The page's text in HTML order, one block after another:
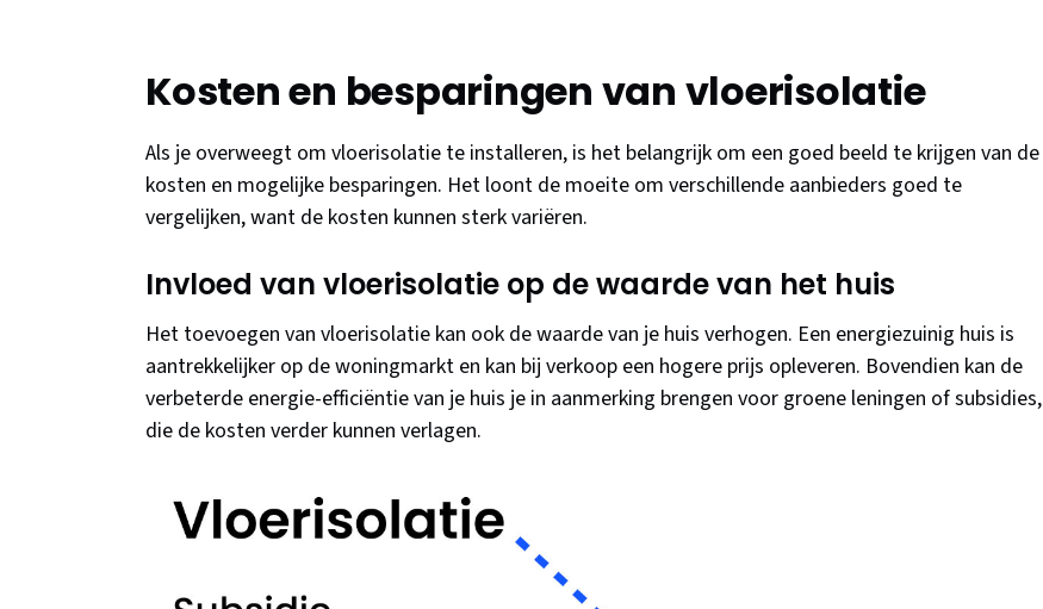
Kosten en besparingen van vloerisolatie
Als je overweegt om vloerisolatie te installeren, is het belangrijk om een goed beeld te krijgen van de
kosten en mogelijke besparingen. Het loont de moeite om verschillende aanbieders goed te
vergelijken, want de kosten kunnen sterk variëren.
Invloed van vloerisolatie op de waarde van het huis
Het toevoegen van vloerisolatie kan ook de waarde van je huis verhogen. Een energiezuinig huis is
aantrekkelijker op de woningmarkt en kan bij verkoop een hogere prijs opleveren. Bovendien kan de
verbeterde energie-efficiëntie van je huis je in aanmerking brengen voor groene leningen of subsidies,
die de kosten verder kunnen verlagen.